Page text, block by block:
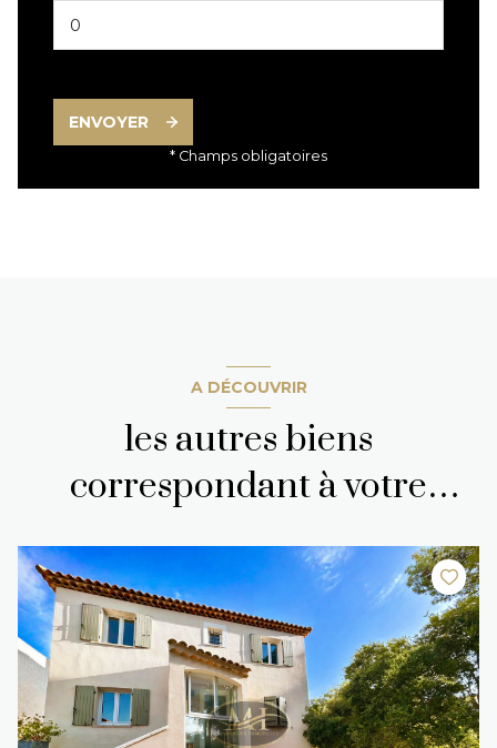
ENVOYER
* Champs obligatoires
A DÉCOUVRIR
les autres biens
correspondant à votre
recherche